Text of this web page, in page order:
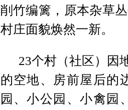
削竹编篱，原本杂草
村庄面貌焕然一新。
23个村（社区）因
的空地、房前屋后的
园、小公园、小禽园